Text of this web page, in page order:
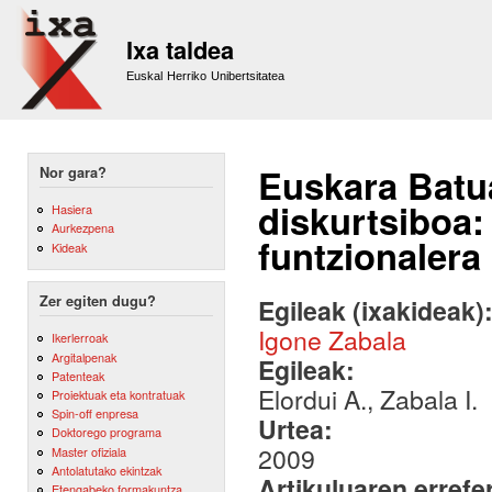
Ixa taldea
Euskal Herriko Unibertsitatea
Nor gara?
Hasiera
Aurkezpena
Kideak
Zer egiten dugu?
Ikerlerroak
Argitalpenak
Patenteak
Proiektuak eta kontratuak
Spin-off enpresa
Doktorego programa
Master ofiziala
Antolatutako ekintzak
Euskara
funtzionalera
Egileak
Igone Zabala
Egileak:
Elordui A., Zabala I.
Urtea:
2009